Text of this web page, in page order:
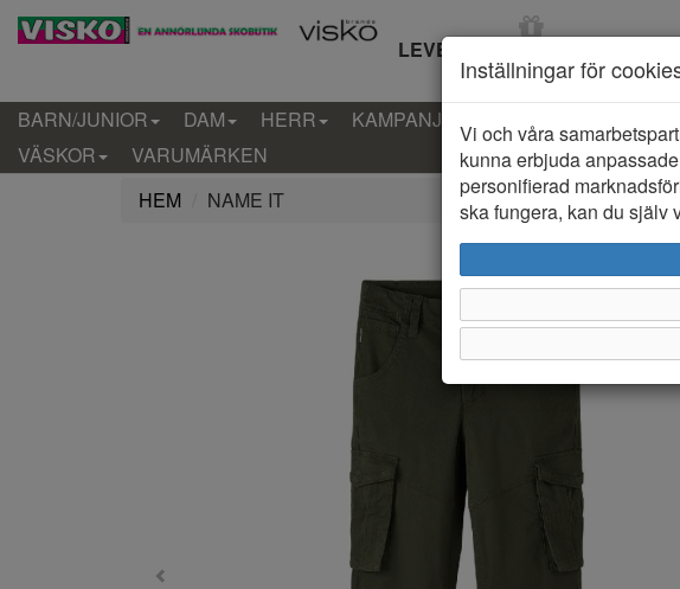
LEVERANS INOM 2-5 DAGAR
BARN/JUNIOR DAM HERR KAMPANJ KLÄDER-BARN
VÄSKOR
VARUMÄRKEN
HEM
NAME IT
Inställningar för
Vi och våra
kunna erbjuda
personifierad
ska fungera, kan du själv